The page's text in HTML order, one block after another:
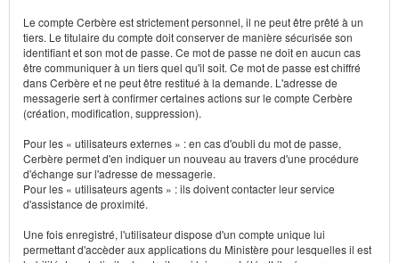
Le compte Cerbère est strictement personnel, il ne peut être prêté à un
tiers. Le titulaire du compte doit conserver de manière sécurisée son
identifiant et son mot de passe. Ce mot de passe ne doit en aucun cas
être communiquer à un tiers quel qu'il soit. Ce mot de passe est chiffré
dans Cerbère et ne peut être restitué à la demande. L'adresse de
messagerie sert à confirmer certaines actions sur le compte Cerbère
(création, modification, suppression).
Pour les « utilisateurs externes » : en cas d'oubli du mot de passe,
Cerbère permet d'en indiquer un nouveau au travers d'une procédure
d'échange sur l'adresse de messagerie.
Pour les « utilisateurs agents » : ils doivent contacter leur service
d'assistance de proximité.
Une fois enregistré, l'utilisateur dispose d'un compte unique lui
permettant d'accèder aux applications du Ministère pour lesquelles il est